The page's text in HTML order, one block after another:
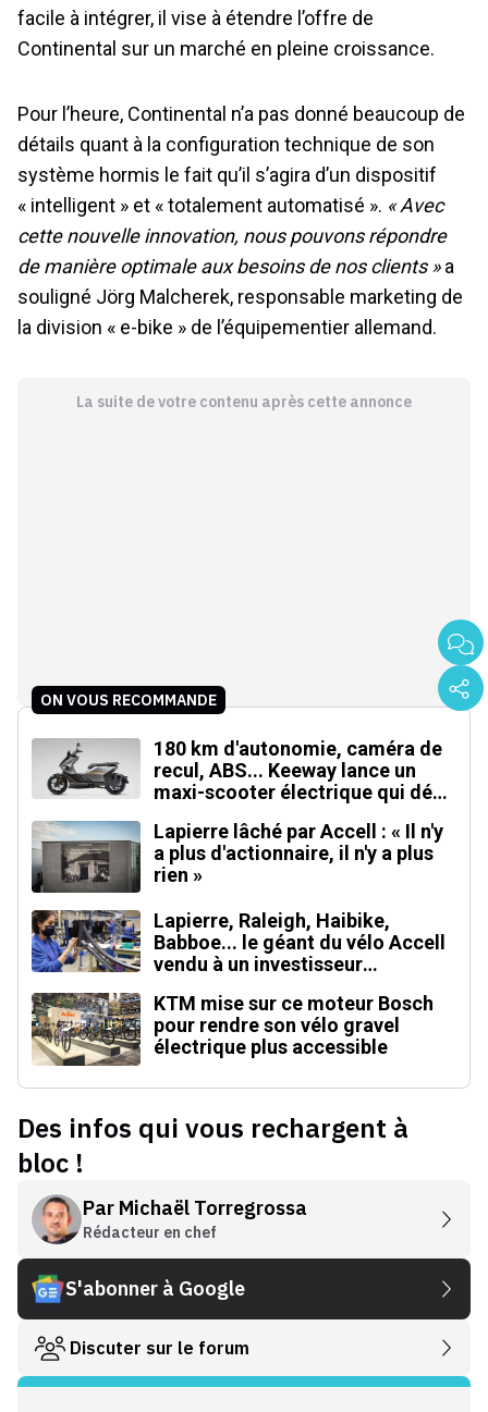
facile à intégrer, il vise à étendre l’offre de
Continental sur un marché en pleine croissance.
Pour l’heure, Continental n’a pas donné beaucoup de
détails quant à la configuration technique de son
système hormis le fait qu’il s’agira d’un dispositif
« intelligent » et « totalement automatisé ». « Avec
cette nouvelle innovation, nous pouvons répondre
de manière optimale aux besoins de nos clients »a
souligné Jörg Malcherek, responsable marketing de
la division « e-bike » de l’équipementier allemand.
La suite de votre contenu après cette annonce
ON VOUS RECOMMANDE
180 km d'autonomie, caméra de
recul, ABS... Keeway lance un
maxi-scooter électrique qui défie
Lapierre lâché par Accell : « Il n'y
a plus d'actionnaire, il n'y a plus
rien »
Lapierre, Raleigh, Haibike,
Babboe... le géant du vélo Accell
vendu à un investisseur
KTM mise sur ce moteur Bosch
pour rendre son vélo gravel
électrique plus accessible
Des infos qui vous rechargent à
bloc !
Par Michaël Torregrossa
Rédacteur en chef
S'abonner à Google
Discuter sur le forum